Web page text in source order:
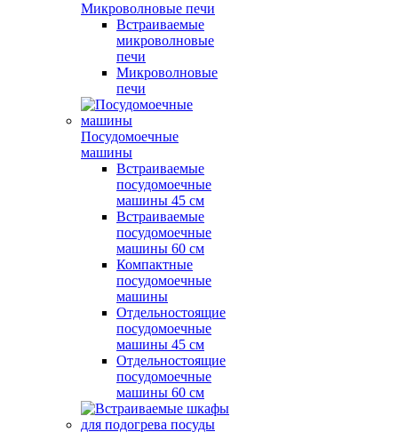
Микроволновые печи
Встраиваемые
микроволновые
печи
Микроволновые
печи
Посудомоечные
машины
Встраиваемые
посудомоечные
машины 45 см
Встраиваемые
посудомоечные
машины 60 см
Компактные
посудомоечные
машины
Отдельностоящие
посудомоечные
машины 45 см
Отдельностоящие
посудомоечные
машины 60 см